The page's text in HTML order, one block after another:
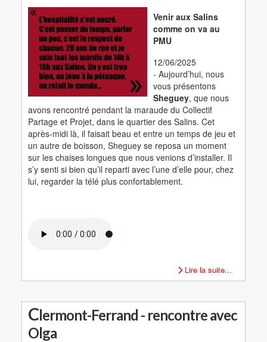
Venir aux Salins
comme on va au
PMU
12/06/2025
- Aujourd’hui, nous
vous présentons
Sheguey, que nous
avons rencontré pendant la maraude du Collectif
Partage et Projet, dans le quartier des Salins. Cet
après-midi là, il faisait beau et entre un temps de jeu et
un autre de boisson, Sheguey se reposa un moment
sur les chaises longues que nous venions d’installer. Il
s’y senti si bien qu’il reparti avec l’une d’elle pour, chez
lui, regarder la télé plus confortablement.
Lire la suite...
Clermont-Ferrand - rencontre avec
Olga